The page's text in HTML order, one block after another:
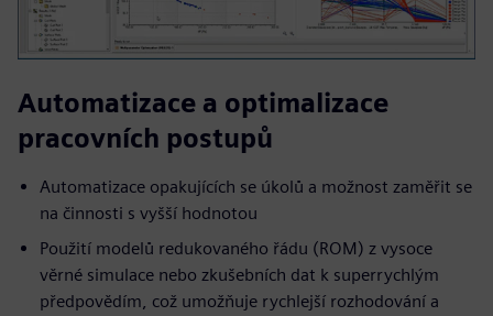
Automatizace a optimalizace
pracovních postupů
Automatizace opakujících se úkolů a možnost zaměřit se
na činnosti s vyšší hodnotou
Použití modelů redukovaného řádu (ROM) z vysoce
věrné simulace nebo zkušebních dat k superrychlým
předpovědím, což umožňuje rychlejší rozhodování a